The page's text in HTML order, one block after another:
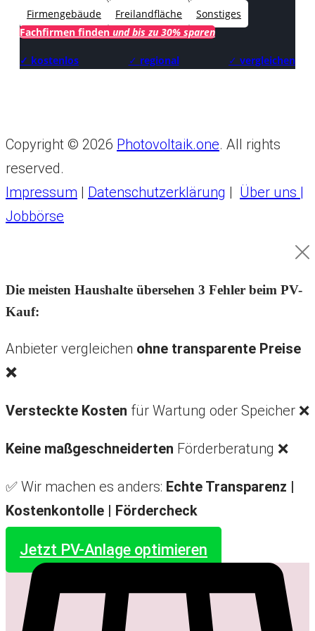
Firmengebäude
Freilandfläche
Sonstiges
Fachfirmen finden und bis zu 30% sparen
✓ kostenlos ✓ regional ✓ vergleichen
Copyright © 2026 Photovoltaik.one. All rights
reserved.
Impressum | Datenschutzerklärung | Über uns |
Jobbörse
Die meisten Haushalte übersehen 3 Fehler beim PV-
Kauf:
Anbieter vergleichen ohne transparente Preise
❌
Versteckte Kosten für Wartung oder Speicher ❌
Keine maßgeschneiderten Förderberatung ❌
✅ Wir machen es anders: Echte Transparenz |
Kostenkontolle | Fördercheck
Jetzt PV-Anlage optimieren